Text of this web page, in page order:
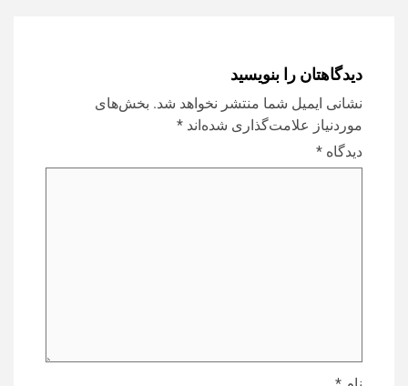
دیدگاهتان را بنویسید
نشانی ایمیل شما منتشر نخواهد شد. بخش‌های
موردنیاز علامت‌گذاری شده‌اند *
دیدگاه *